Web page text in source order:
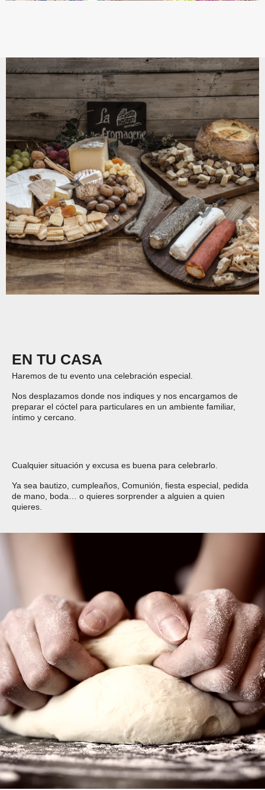
EN TU CASA
Haremos de tu evento una celebración especial.
Nos desplazamos donde nos indiques y nos encargamos de
preparar el cóctel para particulares en un ambiente familiar,
íntimo y cercano.
Cualquier situación y excusa es buena para celebrarlo.
Ya sea bautizo, cumpleaños, Comunión, fiesta especial, pedida
de mano, boda… o quieres sorprender a alguien a quien
quieres.